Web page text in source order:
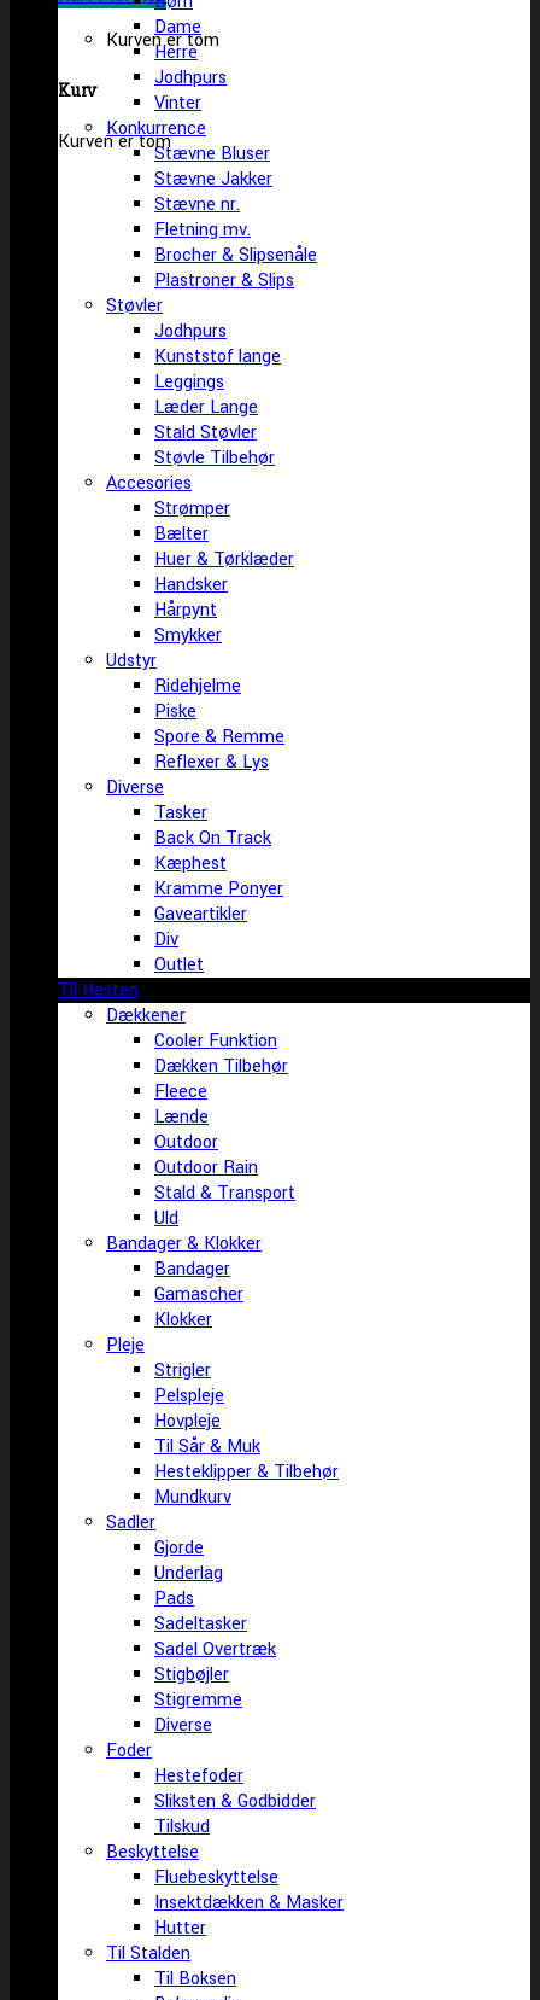
Kurven er tom
Kurv
Kurven er tom
Dame
Herre
Jodhpurs
Vinter
Konkurrence
Stævne Bluser
Stævne Jakker
Stævne nr.
Fletning mv.
Brocher & Slipsenåle
Plastroner & Slips
Støvler
Jodhpurs
Kunststof lange
Leggings
Læder Lange
Stald Støvler
Støvle Tilbehør
Accesories
Strømper
Bælter
Huer & Tørklæder
Handsker
Hårpynt
Smykker
Udstyr
Ridehjelme
Piske
Spore & Remme
Reflexer & Lys
Diverse
Tasker
Back On Track
Kæphest
Kramme Ponyer
Gaveartikler
Div
Outlet
Til Hesten
Dækkener
Cooler Funktion
Dækken Tilbehør
Fleece
Lænde
Outdoor
Outdoor Rain
Stald & Transport
Uld
Bandager & Klokker
Bandager
Gamascher
Klokker
Pleje
Strigler
Pelspleje
Hovpleje
Til Sår & Muk
Hesteklipper & Tilbehør
Mundkurv
Sadler
Gjorde
Underlag
Pads
Sadeltasker
Sadel Overtræk
Stigbøjler
Stigremme
Diverse
Foder
Hestefoder
Sliksten & Godbidder
Tilskud
Beskyttelse
Fluebeskyttelse
Insektdækken & Masker
Hutter
Til Stalden
Til Boksen